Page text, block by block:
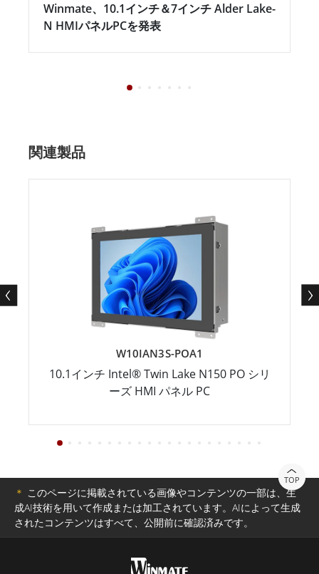
Winmate、10.1インチ＆7インチ Alder Lake-
N HMIパネルPCを発表
関連製品
W10IAN3S-POA1
10.1インチ Intel® Twin Lake N150 PO シリ
ーズ HMI パネル PC
TOP
＊ このページに掲載されている画像やコンテンツの一部は、生
成AI技術を用いて作成または加工されています。AIによって生成
されたコンテンツはすべて、公開前に確認済みです。